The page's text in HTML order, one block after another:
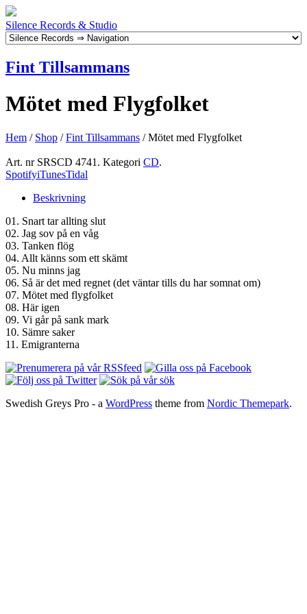
Silence Records & Studio
Fint Tillsammans
Mötet med Flygfolket
Hem / Shop /Fint Tillsammans / Mötet med Flygfolket
Art. nr SRSCD 4741 . Kategori CD.
SpotifyiTunesTidal
Beskrivning
01. Snart tar allting slut
02. Jag sov på en våg
03. Tanken flög
04. Allt känns som ett skämt
05. Nu minns jag
06. Så är det med regnet (det väntar tills du har somnat om)
07. Mötet med flygfolket
08. Här igen
09. Vi går på sank mark
10. Sämre saker
11. Emigranterna
Swedish Greys Pro - a WordPress theme from Nordic Themepark.